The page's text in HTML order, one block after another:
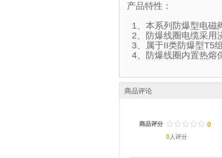
产品特性：
1、本系列防爆型电磁
2、防爆线圈电缆采用
3、属于II类防爆型T5
4、防爆线圈内置热熔
商品评论
商品评分 / / / / /
. . . . . 0
0人评分